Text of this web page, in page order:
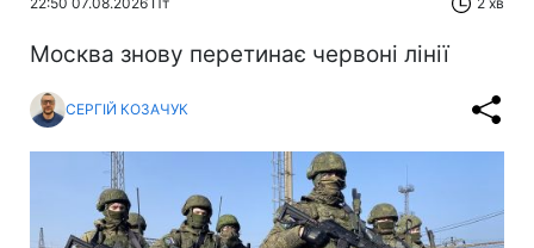
Москва знову перетинає червоні лінії
СЕРГІЙ КОЗАЧУК